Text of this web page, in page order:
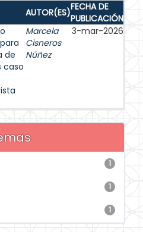
AUTOR(ES)FECHA DE
PUBLICACIÓN
de
caso
Marcela
Cisneros
Núñez
3-mar-2026
1
1
1